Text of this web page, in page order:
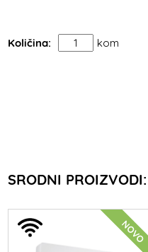
Količina: kom
SRODNI PROIZVODI:
NOVO